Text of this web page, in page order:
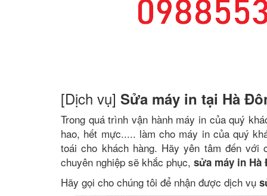
[Dịch vụ] Sửa máy in tại Hà
Trong quá trình vận hành máy in của quý
hao, hết mực..... làm cho máy in của quý
toái cho khách hàng. Hãy yên tâm đến với
chuyên nghiệp sẽ khắc phục, sửa máy in Hà
Hãy gọi cho chúng tôi để nhận được dịch vụ